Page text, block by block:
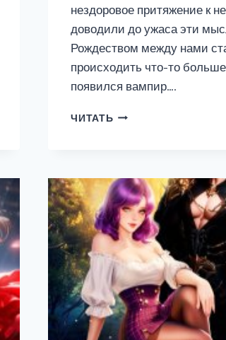
нездоровое притяжение к
доводили до ужаса эти
Рождеством между нами
происходить что-то
появился вампир….
ЧИТАТЬ РОЖДЕСТВЕНСКИЕ